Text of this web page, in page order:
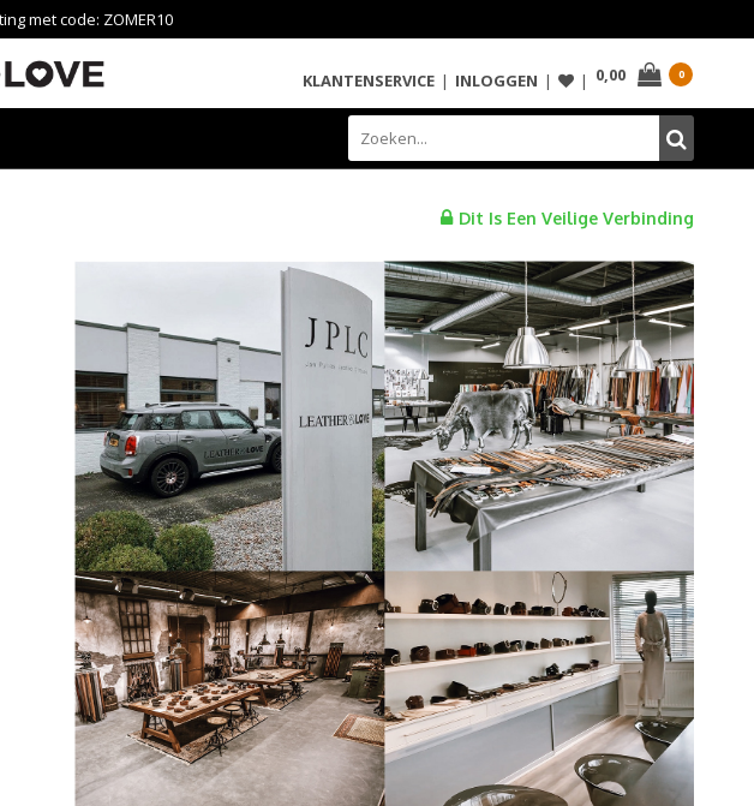
met code: ZOMER10
KLANTENSERVICE | INLOGGEN | | 0,00 0
Dit Is Een Veilige Verbinding